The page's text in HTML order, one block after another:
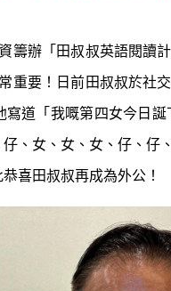
籌辦「田叔叔英語閱讀
重要！日前田叔叔於社
寫道「我嘅第四女今日
、女、女、女、仔、仔
喜田叔叔再成為外公！
防潮濕｜日本專家教家居
小貼士 風扇擺位有技巧
生活小百科｜洗碗後海綿
泡泡有無問題？ 日本家居
牌這樣回應！
除霉菌貼士｜4大對付天